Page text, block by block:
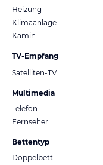
Heizung
Klimaanlage
Kamin
TV-Empfang
Satelliten-TV
Multimedia
Telefon
Fernseher
Bettentyp
Doppelbett